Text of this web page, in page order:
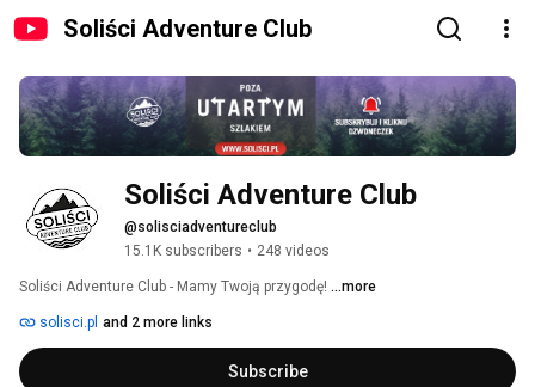
Soliści Adventure Club
Soliści Adventure Club
@solisciadventureclub
15.1K subscribers • 248 videos
Soliści Adventure Club - Mamy Twoją przygodę! ...more
solisci.pl and 2 more links
Subscribe